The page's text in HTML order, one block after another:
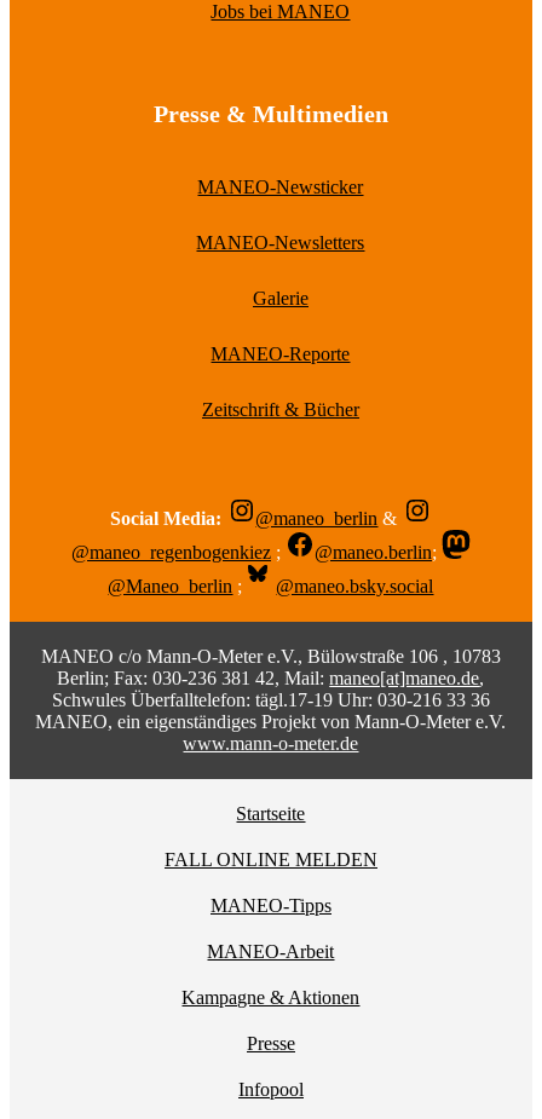
Jobs bei MANEO
Presse & Multimedien
MANEO-Newsticker
MANEO-Newsletters
Galerie
MANEO-Reporte
Zeitschrift & Bücher
Social Media: @maneo_berlin &
@maneo_regenbogenkiez ; @maneo.berlin;
@Maneo_berlin ; @maneo.bsky.social
MANEO c/o Mann-O-Meter e.V., Bülowstraße 106 , 10783
Berlin; Fax: 030-236 381 42, Mail:maneo[at]maneo.de,
Schwules Überfalltelefon: tägl.17-19 Uhr: 030-216 33 36
MANEO, ein eigenständiges Projekt von Mann-O-Meter e.V.
www.mann-o-meter.de
Startseite
FALL ONLINE MELDEN
MANEO-Tipps
MANEO-Arbeit
Kampagne & Aktionen
Presse
Infopool